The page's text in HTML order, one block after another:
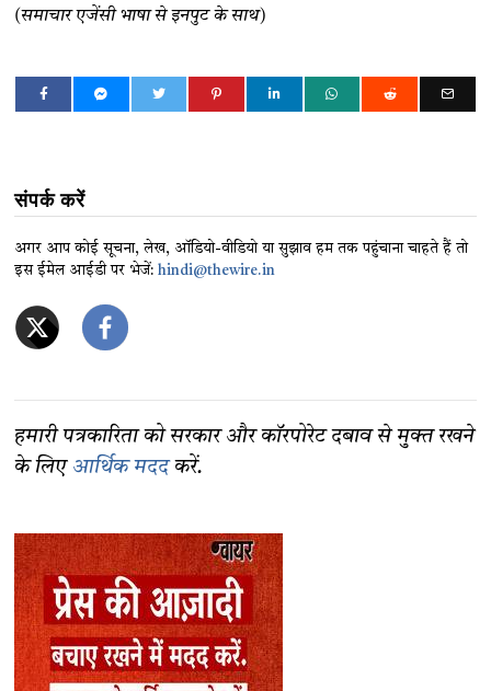
(समाचार एजेंसी भाषा से इनपुट के साथ)
संपर्क करें
अगर आप कोई सूचना, लेख, ऑडियो-वीडियो या सुझाव हम तक पहुंचाना चाहते हैं तो
इस ईमेल आईडी पर भेजें:hindi@thewire.in
हमारी पत्रकारिता को सरकार और कॉरपोरेट दबाव से मुक्त रखने
के लिए आर्थिक मददकरें.